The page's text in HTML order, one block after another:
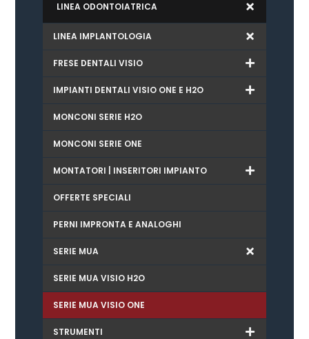
LINEA ODONTOIATRICA
LINEA IMPLANTOLOGIA
FRESE DENTALI VISIO
IMPIANTI DENTALI VISIO ONE E H2O
MONCONI SERIE H2O
MONCONI SERIE ONE
MONTATORI | INSERITORI IMPIANTO
OFFERTE SPECIALI
PERNI IMPRONTA E ANALOGHI
SERIE MUA
SERIE MUA VISIO H2O
SERIE MUA VISIO ONE
STRUMENTI